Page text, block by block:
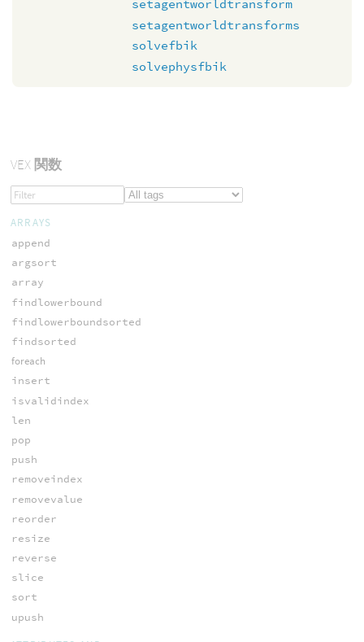
setagentworldtransform
setagentworldtransforms
solvefbik
solvephysfbik
VEX関数
ARRAYS
append
argsort
array
findlowerbound
findlowerboundsorted
findsorted
foreach
insert
isvalidindex
len
pop
push
removeindex
removevalue
reorder
resize
reverse
slice
sort
upush